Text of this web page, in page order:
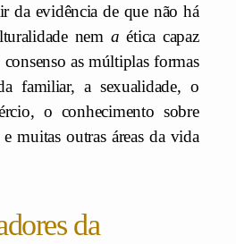
da evidência de que não há
nem aética capaz
as múltiplas formas
familiar, a sexualidade, o
o conhecimento sobre
muitas outras áreas da vida
da